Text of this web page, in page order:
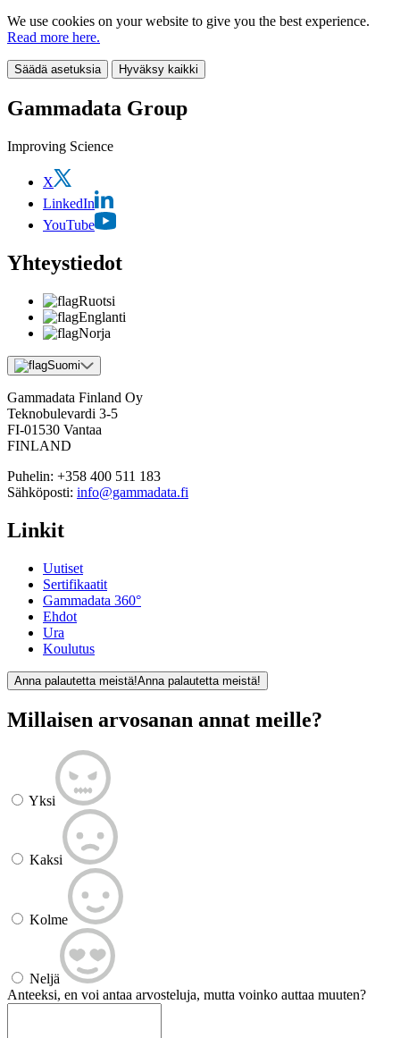
We use cookies on your website to give you the best experience.
Read more here.
Säädä asetuksia Hyväksy kaikki
Gammadata Group
Improving Science
X
LinkedIn
YouTube
Yhteystiedot
Ruotsi
Englanti
Norja
Suomi
Gammadata Finland Oy
Teknobulevardi 3-5
FI-01530 Vantaa
FINLAND
Puhelin: +358 400 511 183
Sähköposti: info@gammadata.fi
Linkit
Uutiset
Sertifikaatit
Gammadata 360°
Ehdot
Ura
Koulutus
Anna palautetta meistä!Anna palautetta meistä!
Millaisen arvosanan annat meille?
Yksi
Kaksi
Kolme
Neljä
Anteeksi, en voi antaa arvosteluja, mutta voinko auttaa muuten?